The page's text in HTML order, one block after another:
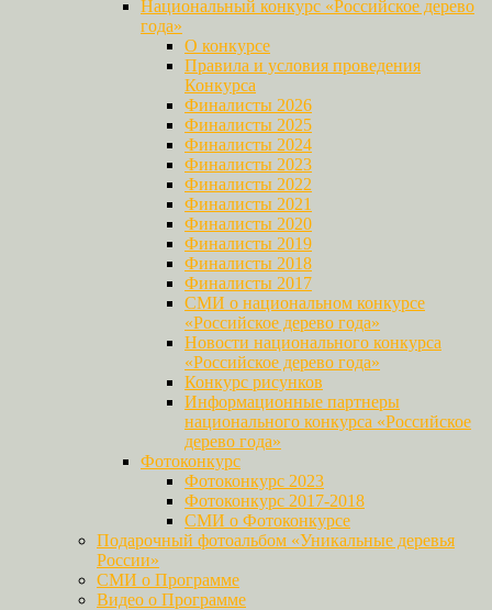
Национальный конкурс «Российское дерево
года»
О конкурсе
Правила и условия проведения
Конкурса
Финалисты 2026
Финалисты 2025
Финалисты 2024
Финалисты 2023
Финалисты 2022
Финалисты 2021
Финалисты 2020
Финалисты 2019
Финалисты 2018
Финалисты 2017
СМИ о национальном конкурсе
«Российское дерево года»
Новости национального конкурса
«Российское дерево года»
Конкурс рисунков
Информационные партнеры
национального конкурса «Российское
дерево года»
Фотоконкурс
Фотоконкурс 2023
Фотоконкурс 2017-2018
СМИ о Фотоконкурсе
Подарочный фотоальбом «Уникальные деревья
России»
СМИ о Программе
Видео о Программе